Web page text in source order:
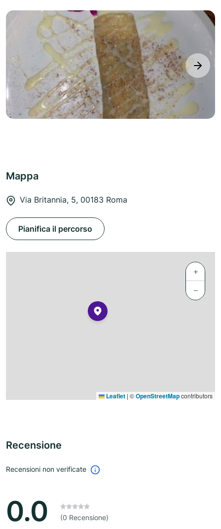
next
Mappa
Via Britannia, 5, 00183 Roma
Pianifica il percorso
+
−
Leaflet | ©OpenStreetMapcontributors
Recensione
Recensioni non verificate
0.0 (0 Recensione)